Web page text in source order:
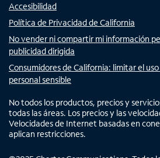
Accesibilidad
Política de Privacidad de California
No vender ni compartir mi información
publicidad dirigida
Consumidores de California: limitar el
personal sensible
No todos los productos, precios y
todas las áreas. Los precios y las
Velocidades de Internet basadas en
aplican restricciones.